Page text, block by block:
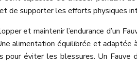
de supporter les efforts physiques
et maintenir l’endurance d’un
alimentation équilibrée et
éviter les blessures. Un